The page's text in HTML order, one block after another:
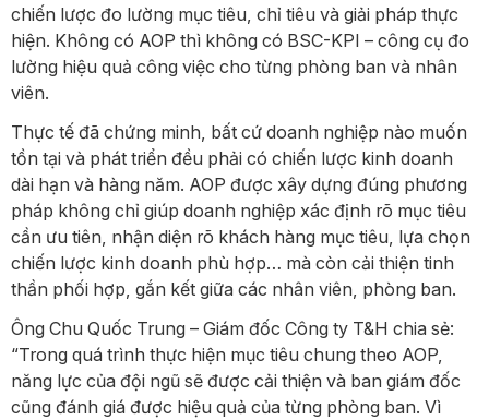
chiến lược đo lường mục tiêu, chỉ tiêu và giải pháp thực
hiện. Không có AOP thì không có BSC-KPI – công cụ đo
lường hiệu quả công việc cho từng phòng ban và nhân
viên.
Thực tế đã chứng minh, bất cứ doanh nghiệp nào muốn
tồn tại và phát triển đều phải có chiến lược kinh doanh
dài hạn và hàng năm. AOP được xây dựng đúng phương
pháp không chỉ giúp doanh nghiệp xác định rõ mục tiêu
cần ưu tiên, nhận diện rõ khách hàng mục tiêu, lựa chọn
chiến lược kinh doanh phù hợp… mà còn cải thiện tinh
thần phối hợp, gắn kết giữa các nhân viên, phòng ban.
Ông Chu Quốc Trung – Giám đốc Công ty T&H chia sẻ:
“Trong quá trình thực hiện mục tiêu chung theo AOP,
năng lực của đội ngũ sẽ được cải thiện và ban giám đốc
cũng đánh giá được hiệu quả của từng phòng ban. Vì